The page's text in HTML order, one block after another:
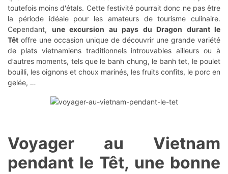
toutefois moins d'étals. Cette festivité pourrait donc ne pas être
la période idéale pour les amateurs de tourisme culinaire.
Cependant, une excursion au pays du Dragon durant le
Têt offre une occasion unique de découvrir une grande variété
de plats vietnamiens traditionnels introuvables ailleurs ou à
d’autres moments, tels que le banh chung, le banh tet, le poulet
bouilli, les oignons et choux marinés, les fruits confits, le porc en
gelée, …
Voyager au Vietnam
pendant le Têt, une bonne